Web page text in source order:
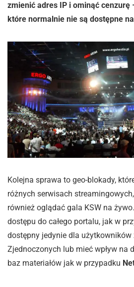
zmienić adres IP i ominąć cenzurę
które normalnie nie są dostępne
Kolejna sprawa to geo-blokady,
różnych serwisach
również oglądać gala KSW na
dostępu do całego portalu, jak w
dostępny jedynie dla użytkowników
Zjednoczonych lub mieć wpływ na
baz materiałów jak w przypadku